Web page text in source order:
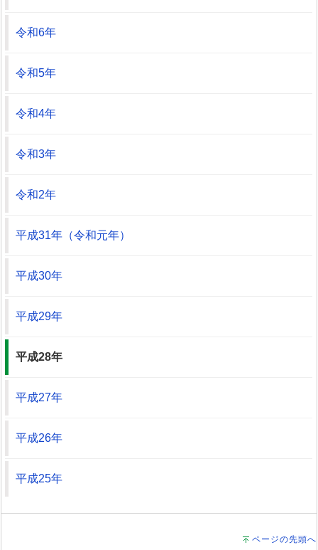
令和6年
令和5年
令和4年
令和3年
令和2年
平成31年（令和元年）
平成30年
平成29年
平成28年
平成27年
平成26年
平成25年
ページの先頭へ